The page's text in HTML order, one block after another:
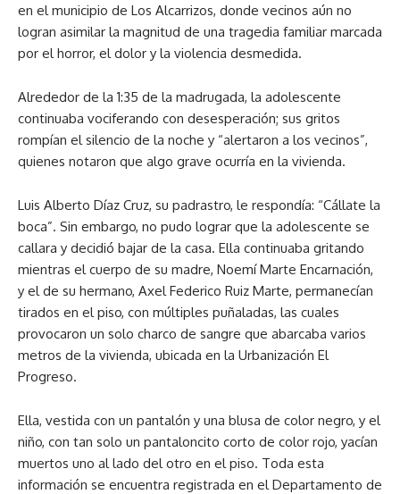
en el municipio de Los Alcarrizos, donde vecinos aún no
logran asimilar la magnitud de una tragedia familiar marcada
por el horror, el dolor y la violencia desmedida.
Alrededor de la 1:35 de la madrugada, la adolescente
continuaba vociferando con desesperación; sus gritos
rompían el silencio de la noche y “alertaron a los vecinos”,
quienes notaron que algo grave ocurría en la vivienda.
Luis Alberto Díaz Cruz, su padrastro, le respondía: “Cállate la
boca”. Sin embargo, no pudo lograr que la adolescente se
callara y decidió bajar de la casa. Ella continuaba gritando
mientras el cuerpo de su madre, Noemí Marte Encarnación,
y el de su hermano, Axel Federico Ruiz Marte, permanecían
tirados en el piso, con múltiples puñaladas, las cuales
provocaron un solo charco de sangre que abarcaba varios
metros de la vivienda, ubicada en la Urbanización El
Progreso.
Ella, vestida con un pantalón y una blusa de color negro, y el
niño, con tan solo un pantaloncito corto de color rojo, yacían
muertos uno al lado del otro en el piso. Toda esta
información se encuentra registrada en el Departamento de